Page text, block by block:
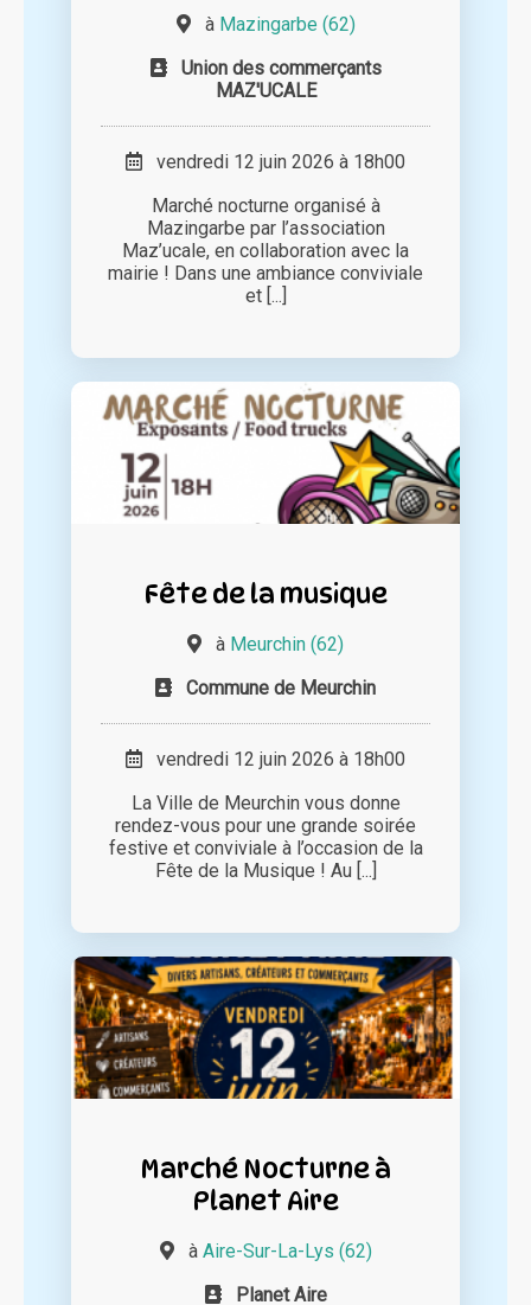
à Mazingarbe (62)
Union des commerçants
MAZ'UCALE
vendredi 12 juin 2026 à 18h00
Marché nocturne organisé à
Mazingarbe par l’association
Maz’ucale, en collaboration avec la
mairie ! Dans une ambiance conviviale
et [...]
Fête de la musique
à Meurchin (62)
Commune de Meurchin
vendredi 12 juin 2026 à 18h00
La Ville de Meurchin vous donne
rendez-vous pour une grande soirée
festive et conviviale à l’occasion de la
Fête de la Musique ! Au [...]
Marché Nocturne à
Planet Aire
à Aire-Sur-La-Lys (62)
Planet Aire